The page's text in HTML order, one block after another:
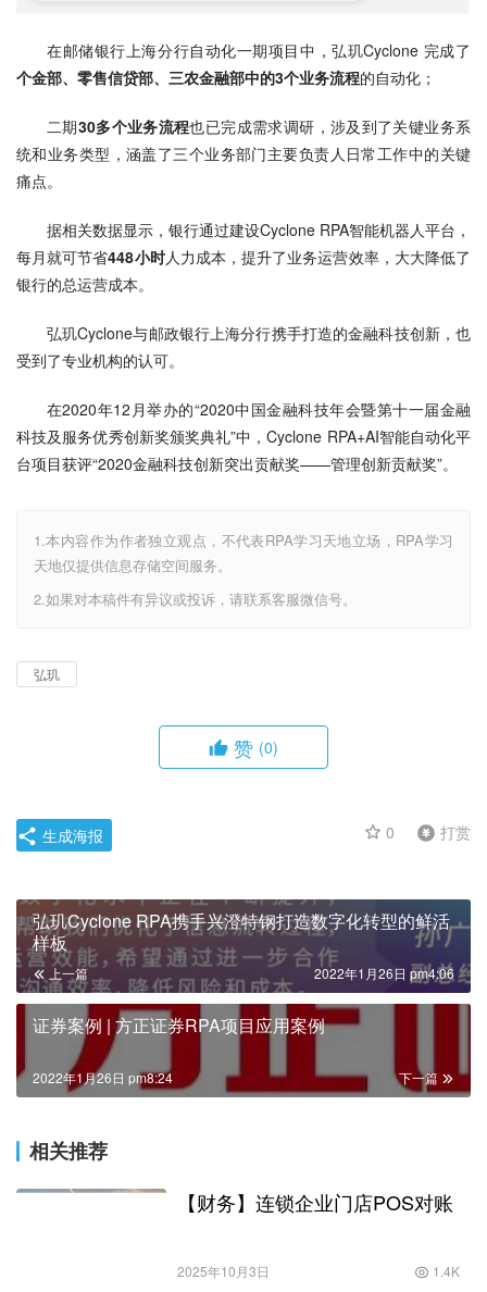
在邮储银行上海分行自动化一期项目中，弘玑Cyclone 完成了
个金部、零售信贷部、三农金融部中的3个业务流程的自动化；
二期30多个业务流程也已完成需求调研，涉及到了关键业务系
统和业务类型，涵盖了三个业务部门主要负责人日常工作中的关键
痛点。
据相关数据显示，银行通过建设Cyclone RPA智能机器人平台，
每月就可节省448小时人力成本，提升了业务运营效率，大大降低了
银行的总运营成本。
弘玑Cyclone与邮政银行上海分行携手打造的金融科技创新，也
受到了专业机构的认可。
在2020年12月举办的“2020中国金融科技年会暨第十一届金融
科技及服务优秀创新奖颁奖典礼”中，Cyclone RPA+AI智能自动化平
台项目获评“2020金融科技创新突出贡献奖——管理创新贡献奖”。
1.本内容作为作者独立观点，不代表RPA学习天地立场，RPA学习
天地仅提供信息存储空间服务。
2.如果对本稿件有异议或投诉，请联系客服微信号。
弘玑
赞 (0)
0 打赏
生成海报
弘玑Cyclone RPA携手兴澄特钢打造数字化转型的鲜活
样板
上一篇 2022年1月26日 pm4:06
证券案例 | 方正证券RPA项目应用案例
下一篇
2022年1月26日 pm8:24
相关推荐
【财务】连锁企业门店POS对账
2025年10月3日 1.4K